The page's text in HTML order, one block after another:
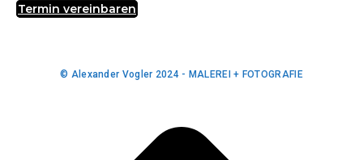
Termin vereinbaren
© Alexander Vogler 2024 - MALEREI + FOTOGRAFIE